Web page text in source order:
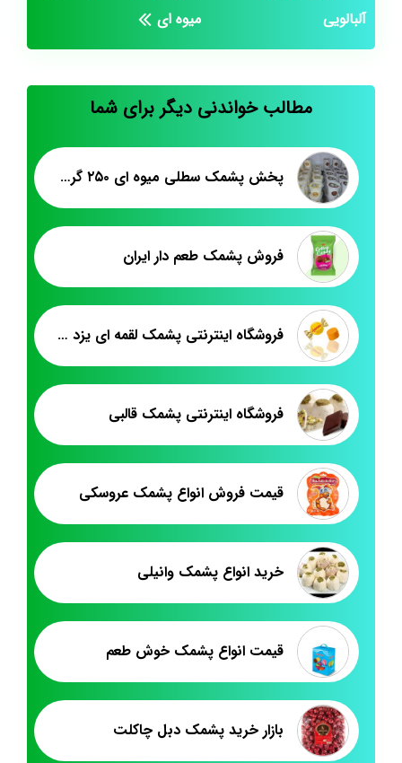
آلبالویی
میوه ای
مطالب خواندنی دیگر برای شما
پخش پشمک سطلی میوه ای ۲۵۰ گرمی
فروش پشمک طعم دار ایران
فروشگاه اینترنتی پشمک لقمه ای یزد تبریز
فروشگاه اینترنتی پشمک قالبی
قیمت فروش انواع پشمک عروسکی
خرید انواع پشمک وانیلی
قیمت انواع پشمک خوش طعم
بازار خرید پشمک دبل چاکلت